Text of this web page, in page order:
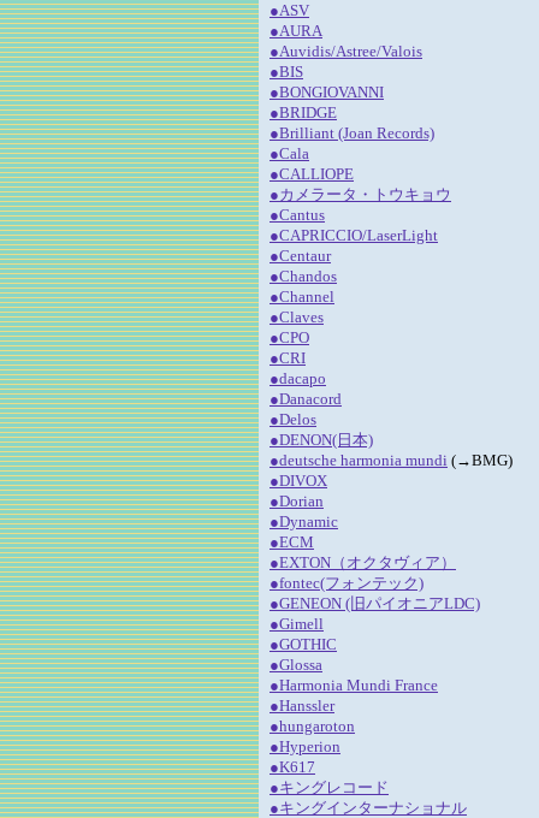
●ASV
●AURA
●Auvidis/Astree/Valois
●BIS
●BONGIOVANNI
●BRIDGE
●Brilliant (Joan Records)
●Cala
●CALLIOPE
●カメラータ・トウキョウ
●Cantus
●CAPRICCIO/LaserLight
●Centaur
●Chandos
●Channel
●Claves
●CPO
●CRI
●dacapo
●Danacord
●Delos
●DENON(日本)
●deutsche harmonia mundi (→BMG)
●DIVOX
●Dorian
●Dynamic
●ECM
●EXTON（オクタヴィア）
●fontec(フォンテック)
●GENEON (旧パイオニアLDC)
●Gimell
●GOTHIC
●Glossa
●Harmonia Mundi France
●Hanssler
●hungaroton
●Hyperion
●K617
●キングレコード
●キングインターナショナル